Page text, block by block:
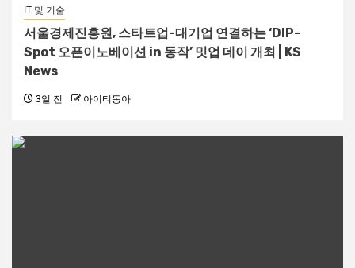
IT 및 기술
서울경제진흥원, 스타트업-대기업 연결하는 ‘DIP-
Spot 오픈이노베이션 in 동작’ 밋업 데이 개최 | KS
News
3일 전 아이티동아